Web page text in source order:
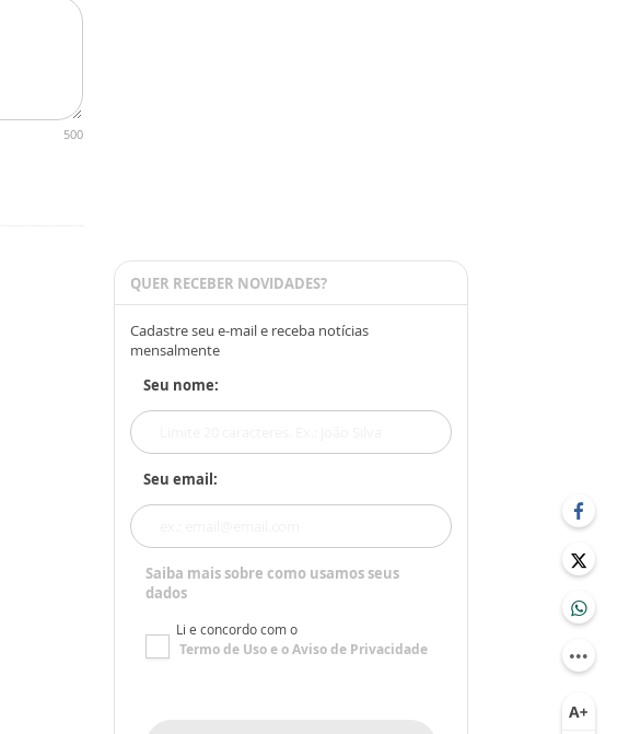
500
QUER RECEBER NOVIDADES?
Cadastre seu e-mail e receba notícias
mensalmente
Seu nome:
Seu email:
Saiba mais sobre como usamos seus
dados
Li e concordo com o
Termo de Usoe oAviso de Privacidade